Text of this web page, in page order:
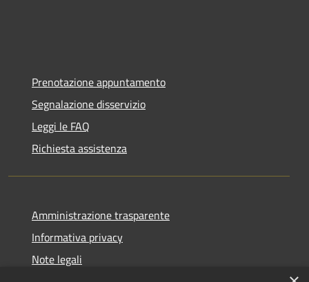
Prenotazione appuntamento
Segnalazione disservizio
Leggi le FAQ
Richiesta assistenza
Amministrazione trasparente
Informativa privacy
Note legali